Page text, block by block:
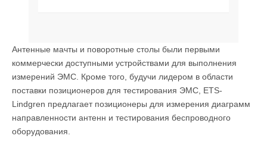
Антенные мачты и поворотные столы были первыми
коммерчески доступными устройствами для выполнения
измерений ЭМС. Кроме того, будучи лидером в области
поставки позиционеров для тестирования ЭМС, ETS-
Lindgren предлагает позиционеры для измерения диаграмм
направленности антенн и тестирования беспроводного
оборудования.